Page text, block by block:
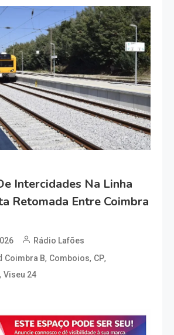
Intercidades Na Linha
Retomada Entre Coimbra
Rádio Lafões
Coimbra B, Comboios, CP,
, Viseu 24